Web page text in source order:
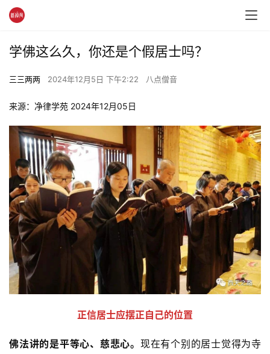
学佛这么久，你还是个假居士吗？
三三两两 2024年12月5日 下午2:22 八点僧音
来源：净律学苑 2024年12月05日
正信居士应摆正自己的位置
佛法讲的是平等心、慈悲心。 现在有个别的居士觉得为寺